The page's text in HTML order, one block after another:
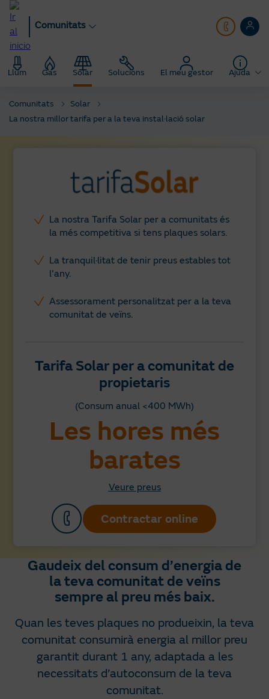
Anar
contingut
principal
Comunitats
Llum Gas Solar Solucions El meu gestor Ajuda
Comunitats
Solar
La nostra millor tarifa per a la teva instal·lació solar
La nostra Tarifa Solar per a comunitats és
la més competitiva si tens plaques solars.
La tranquil·litat de tenir preus estables tot
l'any.
Assessorament personalitzat per a la teva
comunitat de veïns.
Tarifa Solar per a comunitat de
propietaris
(Consum anual <400 MWh)
Les hores més
barates
Veure preus
Contractar online
Gaudeix del consum d’energia de
la teva comunitat de veïns
sempre al preu més baix.
Quan les teves plaques no produeixin, la teva
comunitat consumirà energia al millor preu
garantit durant 1 any, adaptada a les
necessitats d’autoconsum de la teva
comunitat.